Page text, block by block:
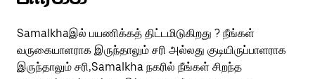
Samalkhaஇல் பயணிக்கத் திட்டமிடுகிறது ? நீங்கள்
வருகையாளராக இருந்தாலும் சரி அல்லது குடியிருப்பாளராக
இருந்தாலும் சரி,Samalkha நகரில் நீங்கள் சிறந்த